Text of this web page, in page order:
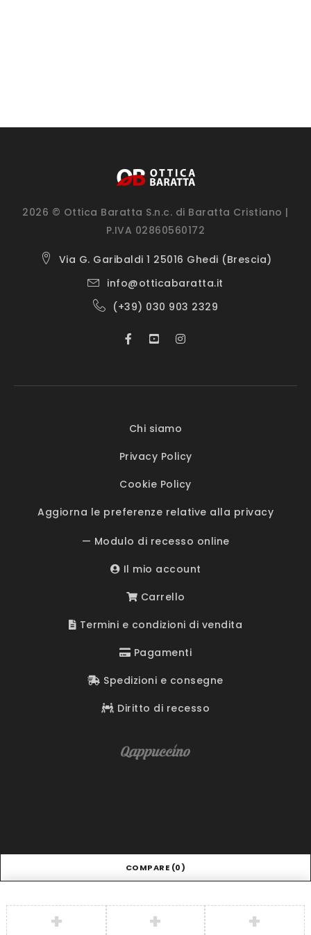
2026 © Ottica Baratta S.n.c. di Baratta Cristiano |
P.IVA 02860560172
Via G. Garibaldi 1 25016 Ghedi (Brescia)
info@otticabaratta.it
(+39) 030 903 2329
Chi siamo
Privacy Policy
Cookie Policy
Aggiorna le preferenze relative alla privacy
— Modulo di recesso online
Il mio account
Carrello
Termini e condizioni di vendita
Pagamenti
Spedizioni e consegne
Diritto di recesso
COMPARE (0)